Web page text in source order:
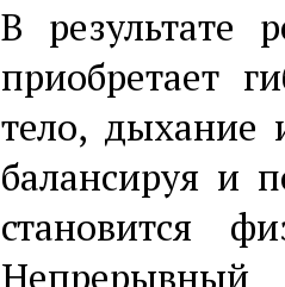
В результате
приобретает
тело, дыхание
балансируя и
становится